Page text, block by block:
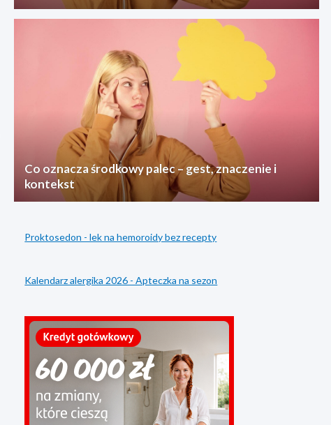
Co oznacza środkowy palec – gest, znaczenie i
kontekst
Proktosedon - lek na hemoroidy bez recepty
Kalendarz alergika 2026 - Apteczka na sezon